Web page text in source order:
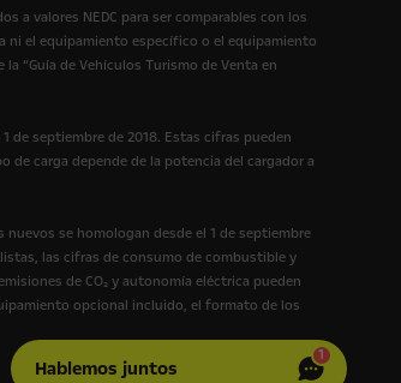
a valores NEDC para ser comparables con los
ni el equipamiento específico o el equipamiento
“Guía de Vehículos Turismo de Venta en
de septiembre de 2018. Estas cifras pueden
carga depende de la potencia del cargador a
se homologan desde el 1 de septiembre
las cifras de consumo de combustible y
de CO₂ y autonomía eléctrica pueden
opcional incluido, el formato de los
Hablemos juntos
1